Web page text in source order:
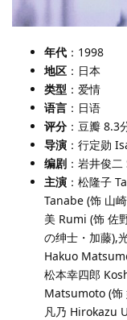
年代 ：1998
地区 ：日本
类型 ：爱情
语言 ：日语
评分 ：豆瓣
导演 ：行定勋
编剧 ：岩井俊
主演 ：松隆子
Tanabe (饰 山
美 Rumi (饰 佐
の绅士・加藤),
Hakuo
松本幸四郎
Matsumoto (饰
凡乃 Hirokazu